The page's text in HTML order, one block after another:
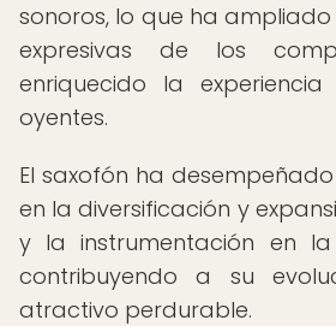
sonoros, lo que ha
expresivas de los
enriquecido la
oyentes.
El saxofón ha
en la diversificación y
y la instrumentación en
contribuyendo a su
atractivo perdurable.